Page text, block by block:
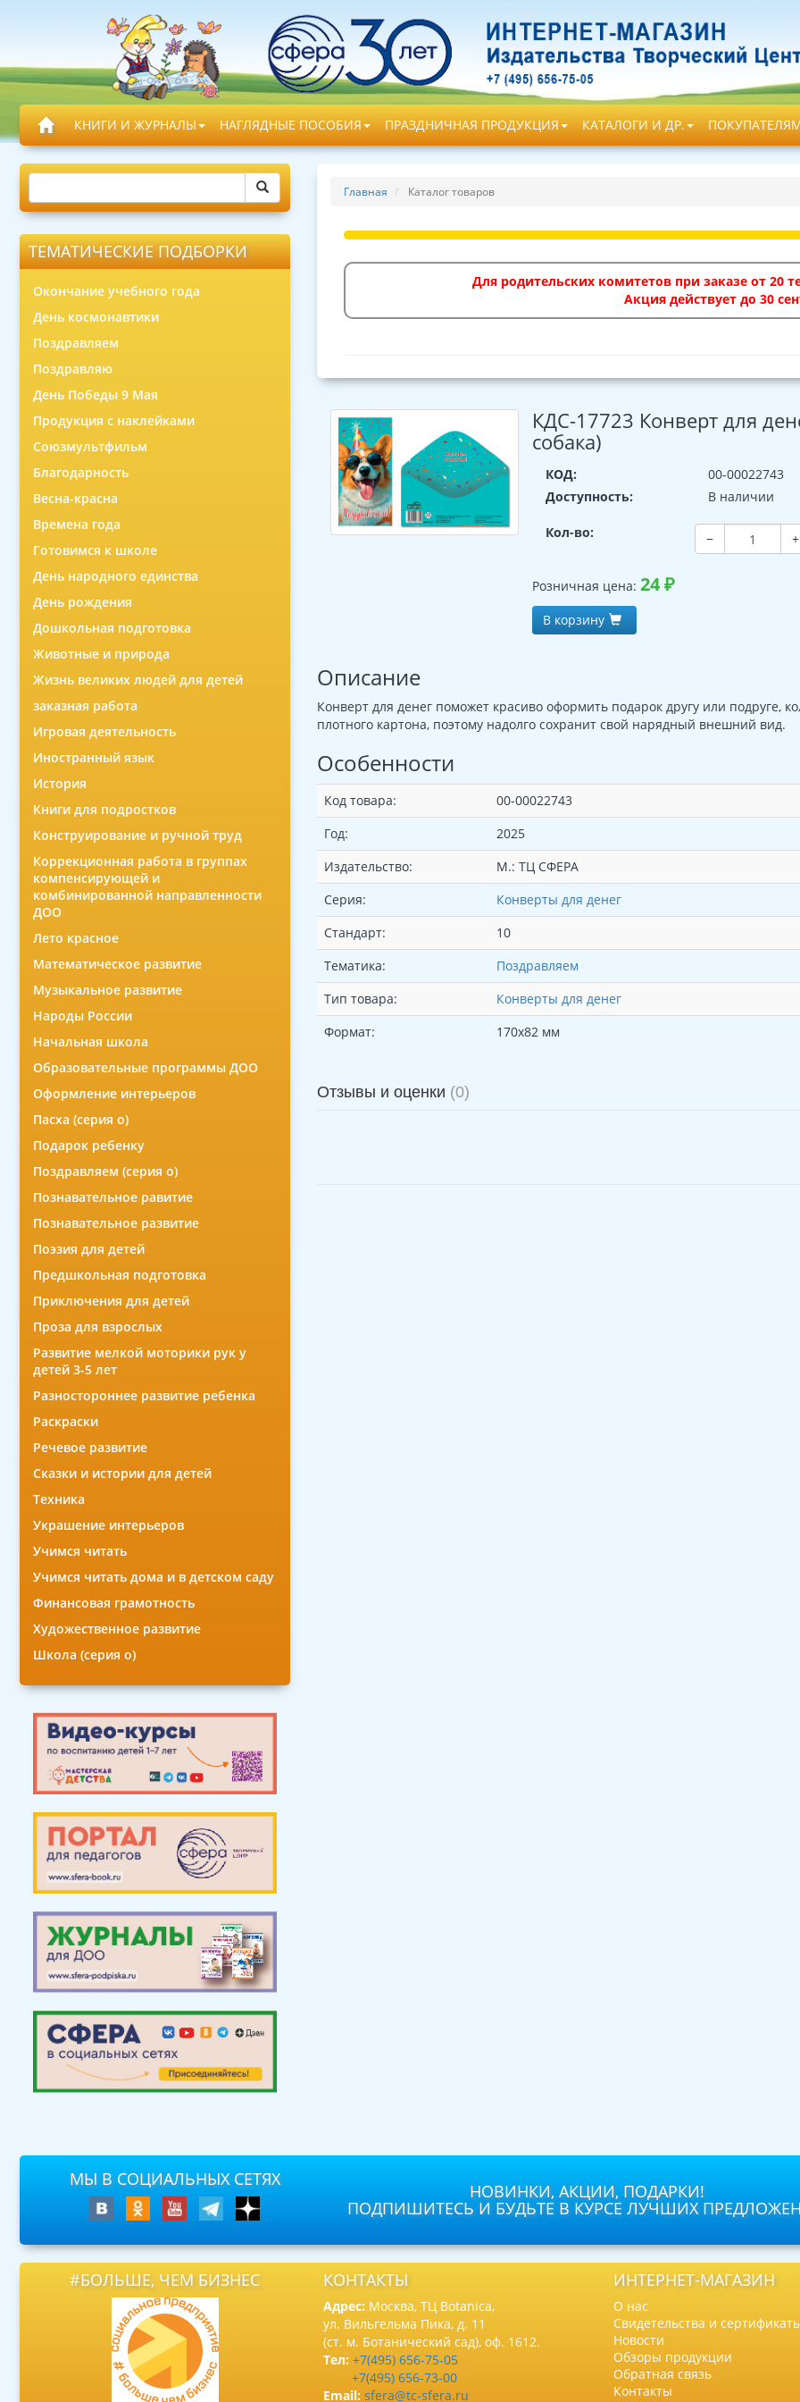
КНИГИ И ЖУРНАЛЫ НАГЛЯДНЫЕ ПОСОБИЯ ПРАЗДНИЧНАЯ ПРОДУКЦИЯ КАТАЛОГИ И ДР.
ТЕМАТИЧЕСКИЕ ПОДБОРКИ
Окончание учебного года
День космонавтики
Поздравляем
Поздравляю
День Победы 9 Мая
Продукция с наклейками
Союзмультфильм
Благодарность
Весна-красна
Времена года
Готовимся к школе
День народного единства
День рождения
Дошкольная подготовка
Животные и природа
Жизнь великих людей для детей
заказная работа
Игровая деятельность
Иностранный язык
История
Книги для подростков
Конструирование и ручной труд
Коррекционная работа в группах
компенсирующей и
комбинированной направленности
ДОО
Лето красное
Математическое развитие
Музыкальное развитие
Народы России
Начальная школа
Образовательные программы ДОО
Оформление интерьеров
Пасха (серия о)
Подарок ребенку
Поздравляем (серия о)
Познавательное равитие
Познавательное развитие
Поэзия для детей
Предшкольная подготовка
Приключения для детей
Проза для взрослых
Развитие мелкой моторики рук у
детей 3-5 лет
Разностороннее развитие ребенка
Раскраски
Речевое развитие
Сказки и истории для детей
Техника
Украшение интерьеров
Учимся читать
Учимся читать дома и в детском саду
Финансовая грамотность
Художественное развитие
Школа (серия о)
Главная Каталог товаров
Для родительских комитетов при заказе от 20
Акция действует до 30
КДС-17723 Конверт для
собака)
КОД:
00-00022743
Доступность:
В наличии
Кол-во: − +
Розничная цена:24₽
В корзину
Описание
Конверт для денег поможет красиво оформить подарок другу или подруге,
плотного картона, поэтому надолго сохранит свой нарядный внешний вид.
Особенности
Код товара:
00-00022743
Год:
2025
Издательство:
М.: ТЦ СФЕРА
Серия:
Конверты для денег
Стандарт:
10
Тематика:
Поздравляем
Тип товара:
Конверты для денег
Формат:
170х82 мм
Отзывы и оценки (0)
МЫ В СОЦИАЛЬНЫХ СЕТЯХ
НОВИНКИ, АКЦИИ, ПОДАРКИ!
ПОДПИШИТЕСЬ И БУДЬТЕ В КУРСЕ ЛУЧШИХ
#БОЛЬШЕ, ЧЕМ БИЗНЕС КОНТАКТЫ
Адрес: Москва, ТЦ Botanica,
ул. Вильгельма Пика, д. 11
(ст. м. Ботанический сад), оф. 1612.
Тел: +7(495) 656-75-05
+7(495) 656-73-00
Email: sfera@tc-sfera.ru
ИНТЕРНЕТ-МАГАЗИН
О нас
Свидетельства и
Новости
Обзоры продукции
Обратная связь
Контакты